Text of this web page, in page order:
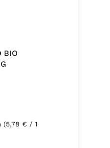
Calciumsalze
BIO
(5,78 € / 1